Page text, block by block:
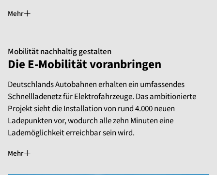
Mehr
Mobilität nachhaltig gestalten
Die E-Mobilität voranbringen
Deutschlands Autobahnen erhalten ein umfassendes
Schnellladenetz für Elektrofahrzeuge. Das ambitionierte
Projekt sieht die Installation von rund 4.000 neuen
Ladepunkten vor, wodurch alle zehn Minuten eine
Lademöglichkeit erreichbar sein wird.
Mehr